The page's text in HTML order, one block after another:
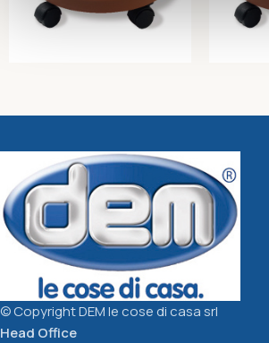
Greentime
15,68€
Add To Cart
8,91
Add To
© Copyright DEM le cose di casa srl
Head Office